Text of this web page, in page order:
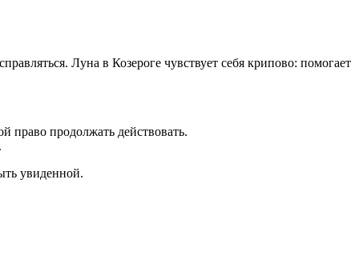
Луна в Козероге чувствует себя крипово: помогает
право продолжать действовать.
увиденной.